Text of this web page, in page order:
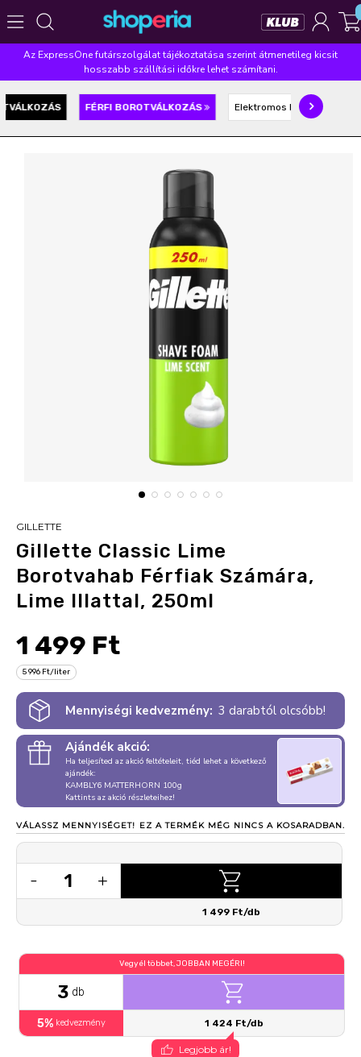
Népszerű kategóriák
Szépségápolás Élelmiszer Mosás Mosogatás
Takarítás Baba-mama Háztartás
Finish Violeta
lenor finish pampers
Az ExpressOne futárszolgálat tájékoztatása szerint átmenetileg kicsit
hosszabb szállítási időkre lehet számítani.
FÉRFI BOROTVÁLKOZÁS Elektromos borotválkozás
GILLETTE
Gillette Classic Lime
Borotvahab Férfiak Számára,
Lime Illattal, 250ml
1 499 Ft
5 996 Ft/liter
Mennyiségi kedvezmény: 3 darabtól olcsóbb!
Ajándék akció:
Ha teljesíted az akció feltételeit, tiéd lehet a következő
ajándék:
KAMBLY6 MATTERHORN 100g
Kattints az akció részleteihez!
VÁLASSZ MENNYISÉGET! EZ A TERMÉK MÉG NINCS A KOSARADBAN.
- 1 +
1 499 Ft/db
Vegyél többet, JOBBAN MEGÉRI!
3 db
5% kedvezmény 1 424 Ft/db
Legjobb ár!